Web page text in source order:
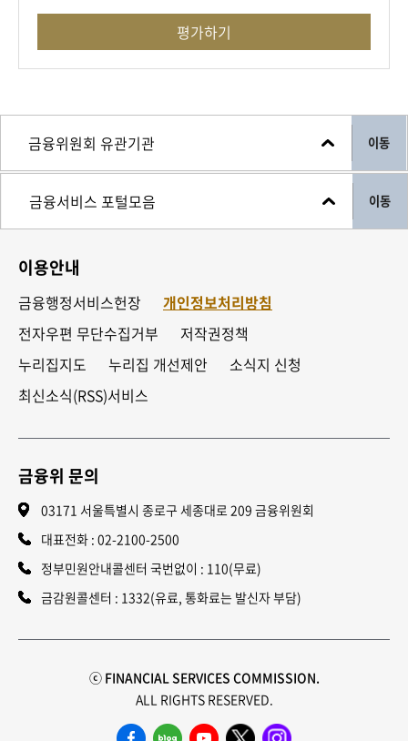
평가하기
이동
이동
이용안내
금융행정서비스헌장
개인정보처리방침
전자우편 무단수집거부
저작권정책
누리집지도
누리집 개선제안
소식지 신청
최신소식(RSS)서비스
금융위 문의
03171 서울특별시 종로구 세종대로 209 금융위원회
대표전화 : 02-2100-2500
정부민원안내콜센터 국번없이 : 110(무료)
금감원콜센터 : 1332(유료, 통화료는 발신자 부담)
ⓒ FINANCIAL SERVICES COMMISSION.
ALL RIGHTS RESERVED.